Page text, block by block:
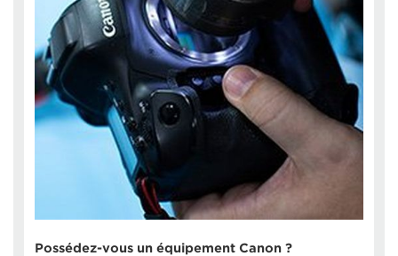
Possédez-vous un équipement Canon ?